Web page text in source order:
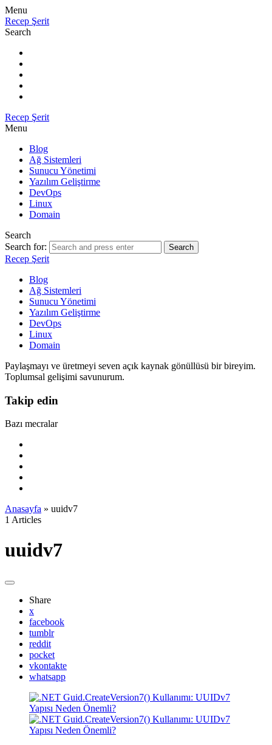
Menu
Recep Şerit
Search
Recep Şerit
Menu
Blog
Ağ Sistemleri
Sunucu Yönetimi
Yazılım Geliştirme
DevOps
Linux
Domain
Search
Search for:
Search
Recep Şerit
Blog
Ağ Sistemleri
Sunucu Yönetimi
Yazılım Geliştirme
DevOps
Linux
Domain
Paylaşmayı ve üretmeyi seven açık kaynak gönüllüsü bir bireyim.
Toplumsal gelişimi savunurum.
Takip edin
Bazı mecralar
Anasayfa » uuidv7
1 Articles
uuidv7
Share
x
facebook
tumblr
reddit
pocket
vkontakte
whatsapp